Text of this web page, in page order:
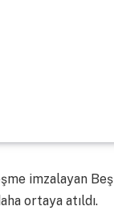
imzalayan
ortaya atıldı.